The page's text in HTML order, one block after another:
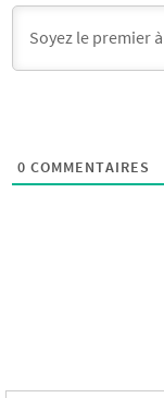
0 COMMENTAIRES